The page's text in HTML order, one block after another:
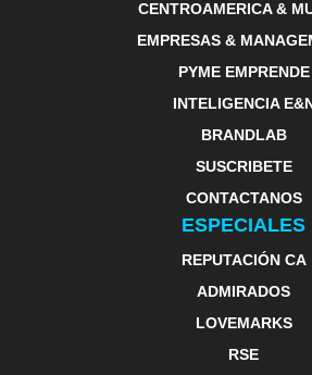
CENTROAMERICA &
EMPRESAS &
PYME EMPRENDE
INTELIGENCIA
BRANDLAB
SUSCRIBETE
CONTACTANOS
ESPECIALES
REPUTACIÓN CA
ADMIRADOS
LOVEMARKS
RSE